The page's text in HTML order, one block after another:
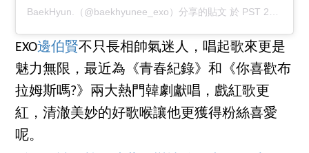
BaekHyun.（@baekhyunee_exo）分享的貼文 於 PST 2019 年 2月 月 13 日 上午 7:46
EXO邊伯賢不只長相帥氣迷人，唱起歌來更是
魅力無限，最近為《青春紀錄》和《你喜歡布
拉姆斯嗎?》兩大熱門韓劇獻唱，戲紅歌更
紅，清澈美妙的好歌喉讓他更獲得粉絲喜愛
呢。